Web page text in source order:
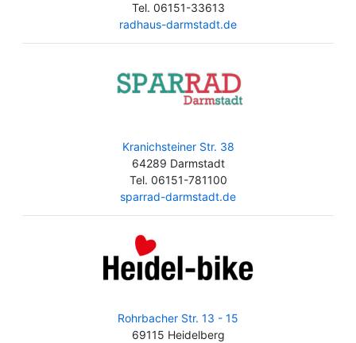
Tel. 06151-33613
radhaus-darmstadt.de
Kranichsteiner Str. 38
64289 Darmstadt
Tel. 06151-781100
sparrad-darmstadt.de
Rohrbacher Str. 13 - 15
69115 Heidelberg